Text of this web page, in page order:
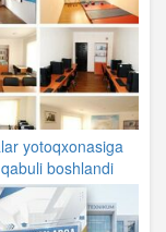
yotoqxonasiga
boshlandi